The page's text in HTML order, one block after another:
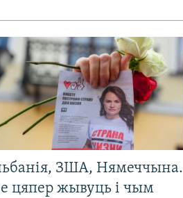
ЗША, Нямеччына.
цяпер жывуць і чым